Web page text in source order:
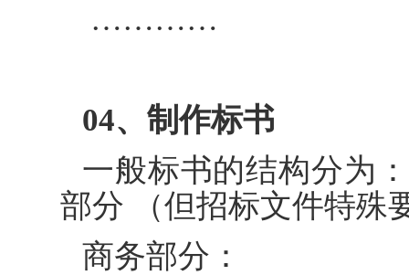
…………
04、制作标书
一般标书的结构分为
部分 （但招标文件特殊
商务部分：